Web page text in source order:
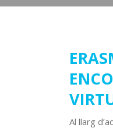
Al llarg